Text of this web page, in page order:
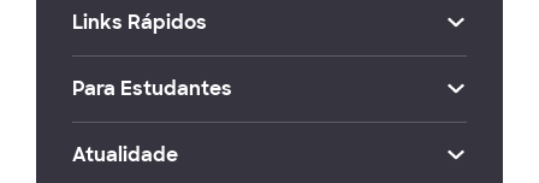
Links Rápidos
Para Estudantes
Atualidade